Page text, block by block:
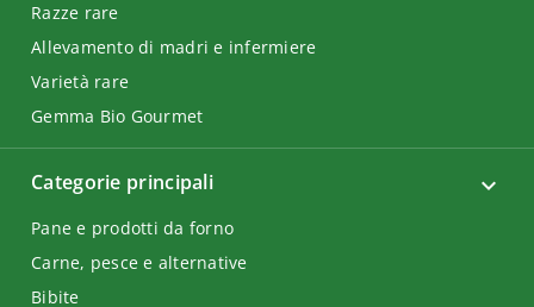
Categorie principali
Pane e prodotti da forno
Carne, pesce e alternative
Bibite
Razze rare
Allevamento di madri e infermiere
Varietà rare
Gemma Bio Gourmet